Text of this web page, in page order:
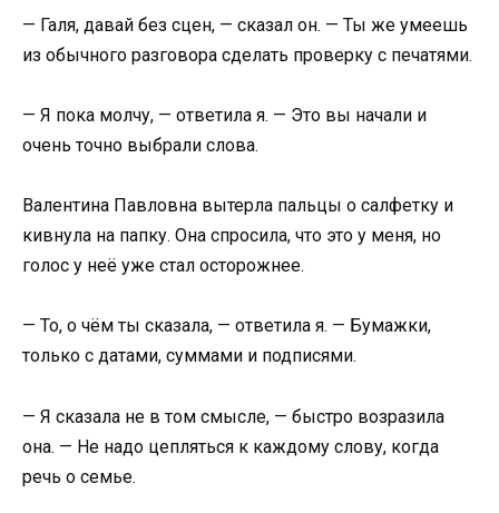
— Галя, давай без сцен, — сказал он. — Ты же умеешь
из обычного разговора сделать проверку с печатями.
— Я пока молчу, — ответила я. — Это вы начали и
очень точно выбрали слова.
Валентина Павловна вытерла пальцы о салфетку и
кивнула на папку. Она спросила, что это у меня, но
голос у неё уже стал осторожнее.
— То, о чём ты сказала, — ответила я. — Бумажки,
только с датами, суммами и подписями.
— Я сказала не в том смысле, — быстро возразила
она. — Не надо цепляться к каждому слову, когда
речь о семье.